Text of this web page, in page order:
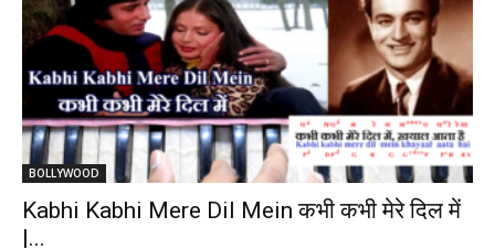
BOLLYWOOD
Kabhi Kabhi Mere Dil Mein कभी कभी मेरे दिल में
|...